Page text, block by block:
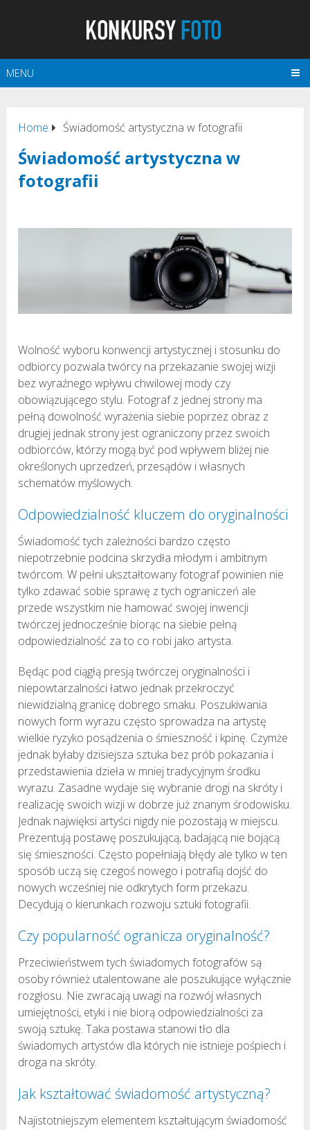
MENU
Home Świadomość artystyczna w fotografii
Świadomość artystyczna w
fotografii
Wolność wyboru konwencji artystycznej i stosunku do
odbiorcy pozwala twórcy na przekazanie swojej wizji
bez wyraźnego wpływu chwilowej mody czy
obowiązującego stylu. Fotograf z jednej strony ma
pełną dowolność wyrażenia siebie poprzez obraz z
drugiej jednak strony jest ograniczony przez swoich
odbiorców, którzy mogą być pod wpływem bliżej nie
określonych uprzedzeń, przesądów i własnych
schematów myślowych.
Odpowiedzialność kluczem do oryginalności
Świadomość tych zależności bardzo często
niepotrzebnie podcina skrzydła młodym i ambitnym
twórcom. W pełni ukształtowany fotograf powinien nie
tylko zdawać sobie sprawę z tych ograniczeń ale
przede wszystkim nie hamować swojej inwencji
twórczej jednocześnie biorąc na siebie pełną
odpowiedzialność za to co robi jako artysta.
Będąc pod ciągłą presją twórczej oryginalności i
niepowtarzalności łatwo jednak przekroczyć
niewidzialną granicę dobrego smaku. Poszukiwania
nowych form wyrazu często sprowadza na artystę
wielkie ryzyko posądzenia o śmieszność i kpinę. Czymże
jednak byłaby dzisiejsza sztuka bez prób pokazania i
przedstawienia dzieła w mniej tradycyjnym środku
wyrazu. Zasadne wydaje się wybranie drogi na skróty i
realizację swoich wizji w dobrze już znanym środowisku.
Jednak najwięksi artyści nigdy nie pozostają w miejscu.
Prezentują postawę poszukującą, badającą nie bojącą
się śmieszności. Często popełniają błędy ale tylko w ten
sposób uczą się czegoś nowego i potrafią dojść do
nowych wcześniej nie odkrytych form przekazu.
Decydują o kierunkach rozwoju sztuki fotografii.
Czy popularność ogranicza oryginalność?
Przeciwieństwem tych świadomych fotografów są
osoby również utalentowane ale poszukujące wyłącznie
rozgłosu. Nie zwracają uwagi na rozwój własnych
umiejętności, etyki i nie biorą odpowiedzialności za
swoją sztukę. Taka postawa stanowi tło dla
świadomych artystów dla których nie istnieje pośpiech i
droga na skróty.
Jak kształtować świadomość artystyczną?
Najistotniejszym elementem kształtującym świadomość